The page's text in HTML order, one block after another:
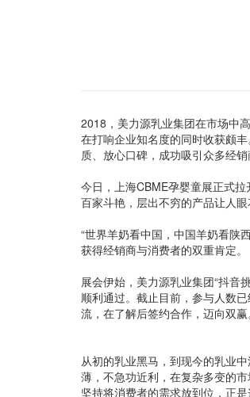
2018，美力源乳业集团在市场中
在打响企业知名度的同时收获颇
质、放心口碑，成功吸引众多经
今日，上海CBME孕婴童展正式
百家斗艳，层出不穷的产品让人
“世界羊奶看中国，中国羊奶看陕
获得经销商与消费者的双重肯定。
展会伊始，美力源乳业集团“抖音
顺利通过。截止目前，参与人数
流，在了解后签约合作，迈向双赢
从初的乳业黑马，到现今的乳业
薄，不急功近利，在复杂多变的
坚持将消费者的需求放到位，正